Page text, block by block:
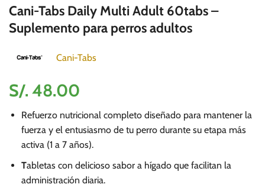
Cani-Tabs Daily Multi Adult 60tabs –
Suplemento para perros adultos
Cani-Tabs
S/. 48.00
Refuerzo nutricional completo diseñado para mantener la
fuerza y el entusiasmo de tu perro durante su etapa más
activa (1 a 7 años).
Tabletas con delicioso sabor a hígado que facilitan la
administración diaria.